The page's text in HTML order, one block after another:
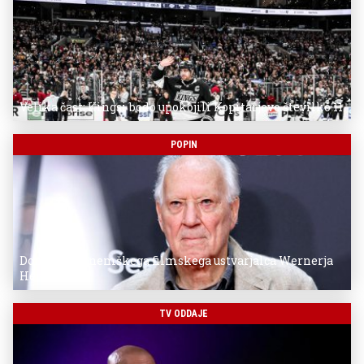
Velika čast: Kingsi bodo upokojili Kopitarjevo številko 11
POPIN
Donostia za nemškega filmskega ustvarjalca Wernerja
Herzoga
TV ODDAJE